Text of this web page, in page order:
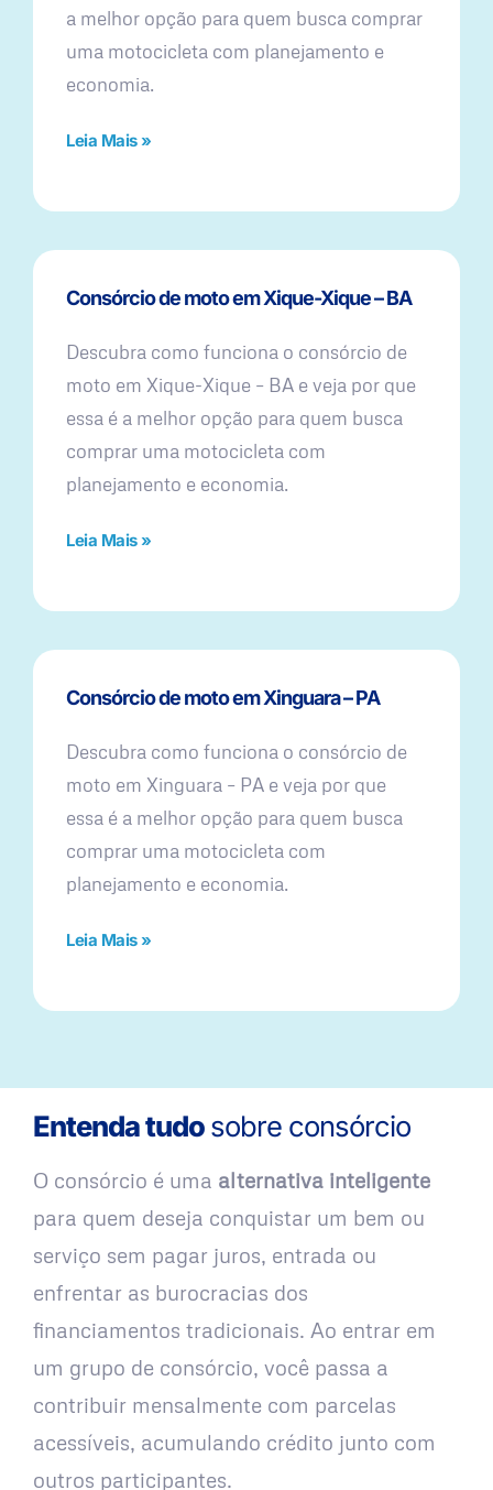
a melhor opção para quem busca comprar
uma motocicleta com planejamento e
economia.
Leia Mais »
Consórcio de moto em Xique-Xique – BA
Descubra como funciona o consórcio de
moto em Xique-Xique – BA e veja por que
essa é a melhor opção para quem busca
comprar uma motocicleta com
planejamento e economia.
Leia Mais »
Consórcio de moto em Xinguara – PA
Descubra como funciona o consórcio de
moto em Xinguara – PA e veja por que
essa é a melhor opção para quem busca
comprar uma motocicleta com
planejamento e economia.
Leia Mais »
Entenda tudosobre consórcio
O consórcio é uma alternativa inteligente
para quem deseja conquistar um bem ou
serviço sem pagar juros, entrada ou
enfrentar as burocracias dos
financiamentos tradicionais. Ao entrar em
um grupo de consórcio, você passa a
contribuir mensalmente com parcelas
acessíveis, acumulando crédito junto com
outros participantes.